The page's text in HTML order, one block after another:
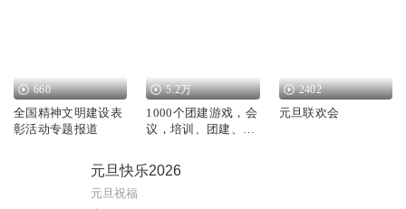
660
全国精神文明建设表
彰活动专题报道
5.2万
1000个团建游戏，会
议，培训、团建、交
2402
元旦联欢会
元旦快乐2026
元旦祝福